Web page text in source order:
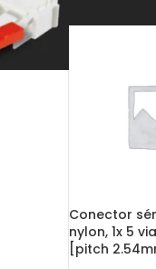
Conector
nylon, 1x 5
[pitch